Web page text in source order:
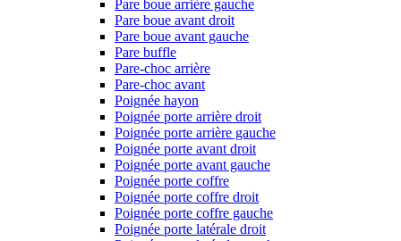
Pare boue arrière gauche
Pare boue avant droit
Pare boue avant gauche
Pare buffle
Pare-choc arrière
Pare-choc avant
Poignée hayon
Poignée porte arrière droit
Poignée porte arrière gauche
Poignée porte avant droit
Poignée porte avant gauche
Poignée porte coffre
Poignée porte coffre droit
Poignée porte coffre gauche
Poignée porte latérale droit